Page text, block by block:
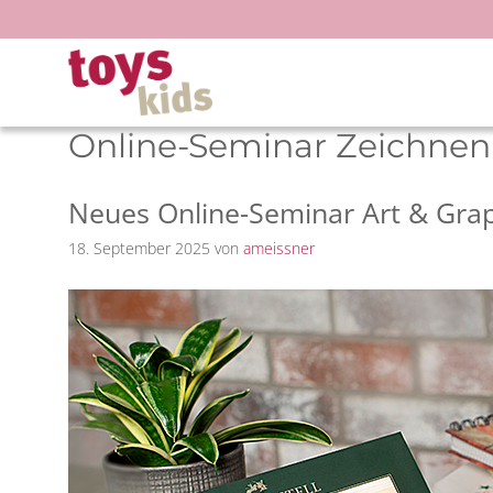
Inhalt
springen
Online-Seminar Zeichnen
Neues Online-Seminar Art &
18. September 2025 von ameissner